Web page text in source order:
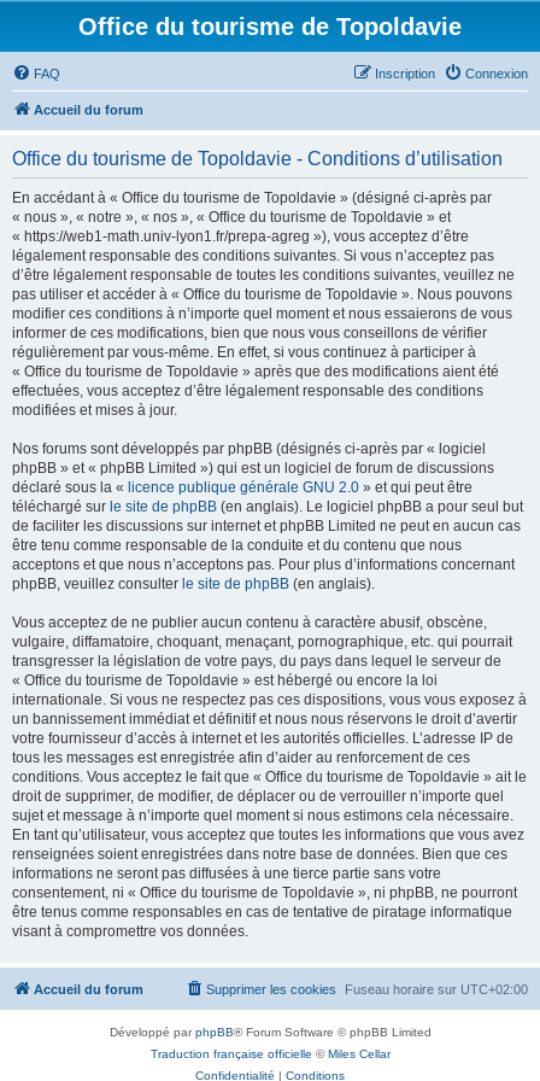
Office du tourisme de Topoldavie
FAQ Connexion
Inscription
Accueil du forum
Office du tourisme de Topoldavie - Conditions d’utilisation
En accédant à « Office du tourisme de Topoldavie » (désigné ci-après par
« nous », « notre », « nos », « Office du tourisme de Topoldavie » et
« https://web1-math.univ-lyon1.fr/prepa-agreg »), vous acceptez d’être
légalement responsable des conditions suivantes. Si vous n’acceptez pas
d’être légalement responsable de toutes les conditions suivantes, veuillez ne
pas utiliser et accéder à « Office du tourisme de Topoldavie ». Nous pouvons
modifier ces conditions à n’importe quel moment et nous essaierons de vous
informer de ces modifications, bien que nous vous conseillons de vérifier
régulièrement par vous-même. En effet, si vous continuez à participer à
« Office du tourisme de Topoldavie » après que des modifications aient été
effectuées, vous acceptez d’être légalement responsable des conditions
modifiées et mises à jour.
Nos forums sont développés par phpBB (désignés ci-après par « logiciel
phpBB » et « phpBB Limited ») qui est un logiciel de forum de discussions
déclaré sous la « licence publique générale GNU 2.0 » et qui peut être
téléchargé sur le site de phpBB (en anglais). Le logiciel phpBB a pour seul but
de faciliter les discussions sur internet et phpBB Limited ne peut en aucun cas
être tenu comme responsable de la conduite et du contenu que nous
acceptons et que nous n’acceptons pas. Pour plus d’informations concernant
phpBB, veuillez consulter le site de phpBB (en anglais).
Vous acceptez de ne publier aucun contenu à caractère abusif, obscène,
vulgaire, diffamatoire, choquant, menaçant, pornographique, etc. qui pourrait
transgresser la législation de votre pays, du pays dans lequel le serveur de
« Office du tourisme de Topoldavie » est hébergé ou encore la loi
internationale. Si vous ne respectez pas ces dispositions, vous vous exposez à
un bannissement immédiat et définitif et nous nous réservons le droit d’avertir
votre fournisseur d’accès à internet et les autorités officielles. L’adresse IP de
tous les messages est enregistrée afin d’aider au renforcement de ces
conditions. Vous acceptez le fait que « Office du tourisme de Topoldavie » ait le
droit de supprimer, de modifier, de déplacer ou de verrouiller n’importe quel
sujet et message à n’importe quel moment si nous estimons cela nécessaire.
En tant qu’utilisateur, vous acceptez que toutes les informations que vous avez
renseignées soient enregistrées dans notre base de données. Bien que ces
informations ne seront pas diffusées à une tierce partie sans votre
consentement, ni « Office du tourisme de Topoldavie », ni phpBB, ne pourront
être tenus comme responsables en cas de tentative de piratage informatique
visant à compromettre vos données.
Accueil du forum Fuseau horaire sur UTC+02:00
Supprimer les cookies
Développé parphpBB® Forum Software © phpBB Limited
Traduction française officielle ©Miles Cellar
Confidentialité | Conditions